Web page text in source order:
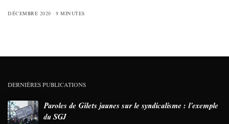
DÉCEMBRE 2020 9 MINUTES
DERNIÈRES PUBLICATIONS
Paroles de Gilets jaunes sur le syndicalisme : l’exemple
du SGJ